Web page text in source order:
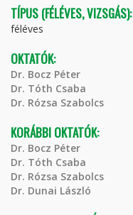
TÍPUS (FÉLÉVES, VIZSGÁS):
féléves
OKTATÓK:
Dr. Bocz Péter
Dr. Tóth Csaba
Dr. Rózsa Szabolcs
KORÁBBI OKTATÓK:
Dr. Bocz Péter
Dr. Tóth Csaba
Dr. Rózsa Szabolcs
Dr. Dunai László